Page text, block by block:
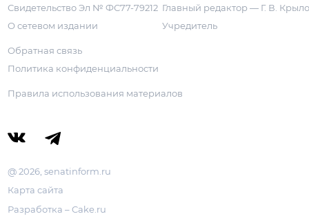
Свидетельство Эл № ФС77-79212
О сетевом издании
Главный редактор — Г. В.
Учредитель
Обратная связь
Политика конфиденциальности
Правила использования материалов
@ 2026, senatinform.ru
Карта сайта
Разработка – Cake.ru